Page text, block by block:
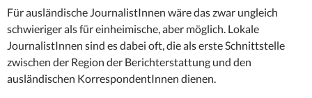
Für ausländische JournalistInnen wäre das zwar ungleich
schwieriger als für einheimische, aber möglich. Lokale
JournalistInnen sind es dabei oft, die als erste Schnittstelle
zwischen der Region der Berichterstattung und den
ausländischen KorrespondentInnen dienen.